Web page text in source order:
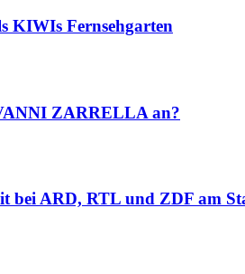
KIWIs Fernsehgarten
ZARRELLA an?
bei ARD, RTL und ZDF am